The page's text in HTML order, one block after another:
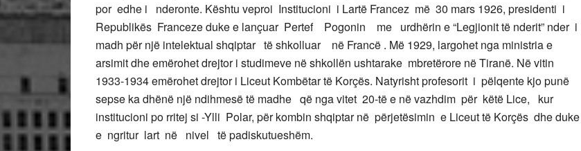
por edhe i nderonte. Kështu veproi Institucioni i Lartë Francez më 30 mars 1926, presidenti i
Republikës Franceze duke e lançuar Pertef Pogonin me urdhërin e “Legjionit të nderit” nder i
madh për një intelektual shqiptar të shkolluar në Francë . Më 1929, largohet nga ministria e
arsimit dhe emërohet drejtor i studimeve në shkollën ushtarake mbretërore në Tiranë. Në vitin
1933-1934 emërohet drejtor i Liceut Kombëtar të Korçës. Natyrisht profesorit i pëlqente kjo punë
sepse ka dhënë një ndihmesë të madhe që nga vitet 20-të e në vazhdim për këtë Lice, kur
institucioni po rritej si -Ylli Polar, për kombin shqiptar në përjetësimin e Liceut të Korçës dhe duke
e ngritur lart në nivel të padiskutueshëm.